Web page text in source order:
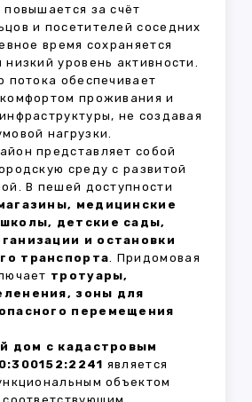
за счёт
и посетителей соседних
время сохраняется
уровень активности.
потока обеспечивает
проживания и
не создавая
нагрузки.
представляет собой
среду с развитой
В пешей доступности
медицинские
детские сады,
и остановки
транспорта. Придомовая
тротуары,
зоны для
перемещения
дом с кадастровым
является
объектом